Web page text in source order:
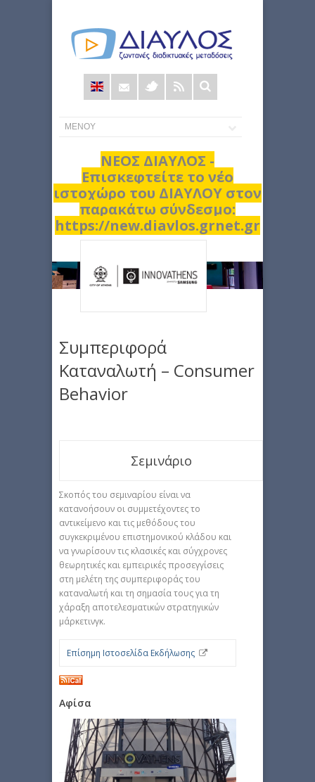
Φόρμα
αναζήτησης
ΝΕΟΣ ΔΙΑΥΛΟΣ -
Επισκεφτείτε το νέο
ιστοχώρο του ΔΙΑΥΛΟΥ στον
παρακάτω σύνδεσμο:
https://new.diavlos.grnet.gr
Συμπεριφορά
Καταναλωτή – Consumer
Behavior
Σεμινάριο
Σκοπός του σεμιναρίου είναι να
κατανοήσουν οι συμμετέχοντες το
αντικείμενο και τις μεθόδους του
συγκεκριμένου επιστημονικού κλάδου και
να γνωρίσουν τις κλασικές και σύγχρονες
θεωρητικές και εμπειρικές προσεγγίσεις
στη μελέτη της συμπεριφοράς του
καταναλωτή και τη σημασία τους για τη
χάραξη αποτελεσματικών στρατηγικών
μάρκετινγκ.
Επίσημη Ιστοσελίδα Εκδήλωσης
Αφίσα